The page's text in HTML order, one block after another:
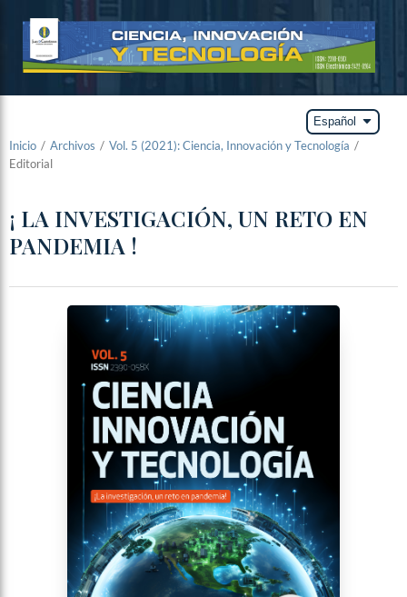
Español arrow_drop_down
Inicio / Archivos / Vol. 5 (2021): Ciencia, Innovación y Tecnología /
Editorial
¡ LA INVESTIGACIÓN, UN RETO EN
PANDEMIA !